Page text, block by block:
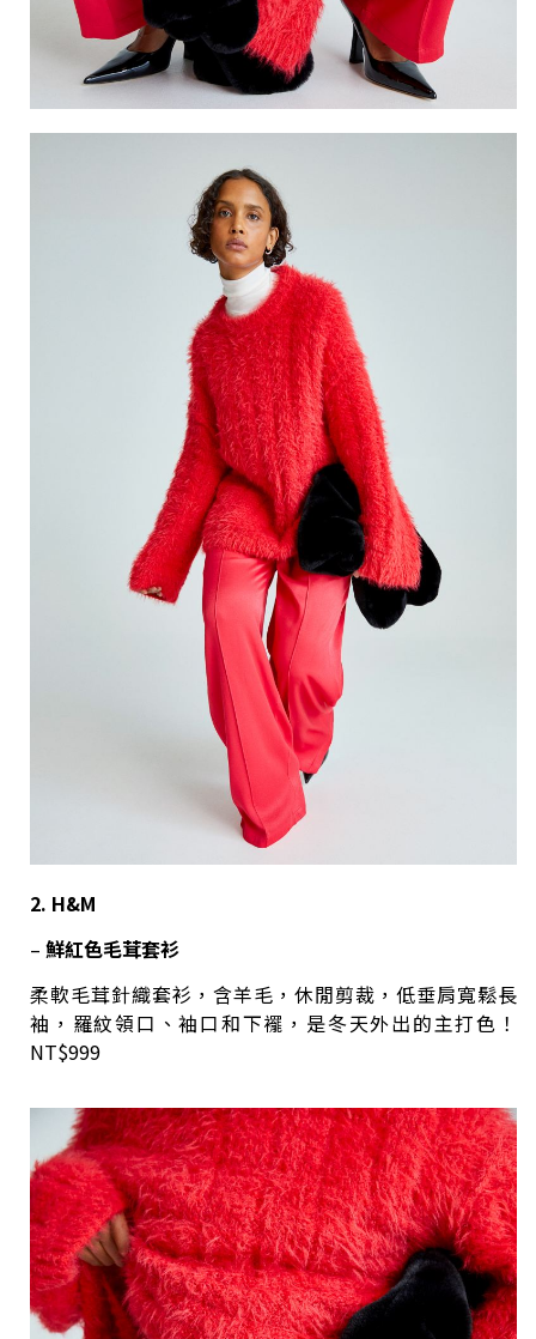
2. H&M
– 鮮紅色毛茸套衫
柔軟毛茸針織套衫，含羊毛，休閒剪裁，低垂肩寬鬆長
袖，羅紋領口、袖口和下襬，是冬天外出的主打色！
NT$999